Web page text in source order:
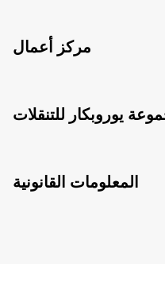
مركز أعمال
يوروبكار للتنقلات
المعلومات القانونية